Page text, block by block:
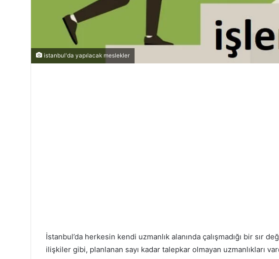
istanbul'da yapılacak meslekler
İstanbul’da herkesin kendi uzmanlık alanında çalışmadığı bir sır
ilişkiler gibi, planlanan sayı kadar talepkar olmayan uzmanlıkları